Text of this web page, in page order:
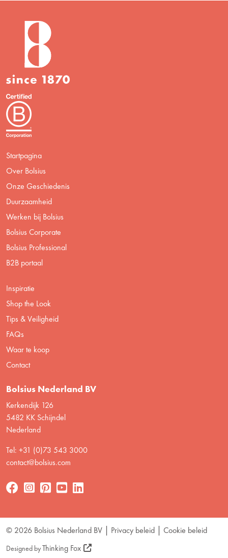
Startpagina
Over Bolsius
Onze Geschiedenis
Duurzaamheid
Werken bij Bolsius
Bolsius Corporate
Bolsius Professional
B2B portaal
Inspiratie
Shop the Look
Tips & Veiligheid
FAQs
Waar te koop
Contact
Bolsius Nederland BV
Kerkendijk 126
5482 KK Schijndel
Nederland
Tel: +31 (0)73 543 3000
contact@bolsius.com
© 2026 Bolsius Nederland BV Privacy beleid Cookie beleid
Designed byThinking Fox